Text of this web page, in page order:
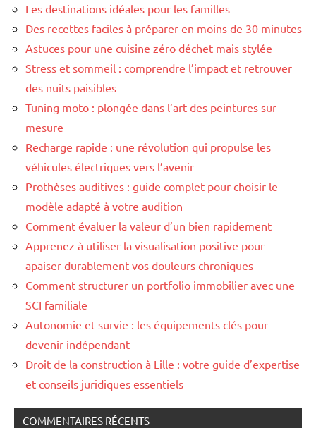
Les destinations idéales pour les familles
Des recettes faciles à préparer en moins de 30 minutes
Astuces pour une cuisine zéro déchet mais stylée
Stress et sommeil : comprendre l’impact et retrouver
des nuits paisibles
Tuning moto : plongée dans l’art des peintures sur
mesure
Recharge rapide : une révolution qui propulse les
véhicules électriques vers l’avenir
Prothèses auditives : guide complet pour choisir le
modèle adapté à votre audition
Comment évaluer la valeur d’un bien rapidement
Apprenez à utiliser la visualisation positive pour
apaiser durablement vos douleurs chroniques
Comment structurer un portfolio immobilier avec une
SCI familiale
Autonomie et survie : les équipements clés pour
devenir indépendant
Droit de la construction à Lille : votre guide d’expertise
et conseils juridiques essentiels
COMMENTAIRES RÉCENTS